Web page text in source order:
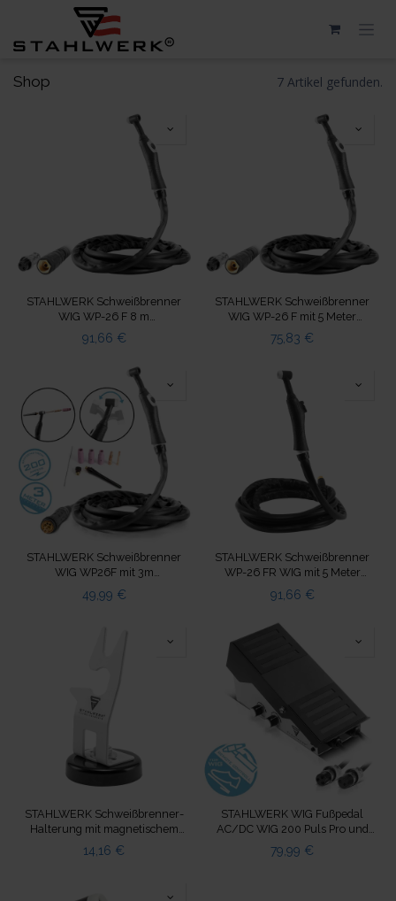
Zum Inhalt springen
Shop 7 Artikel gefunden.
STAHLWERK Schweißbrenner
WIG WP-26 F 8 m
Schlauchpaket bis 200A
91,66 €
STAHLWERK Schweißbrenner
WIG WP-26 F mit 5 Meter
Schlauchpaket bis 200A
75,83 €
STAHLWERK Schweißbrenner
WIG WP26F mit 3m
Schlauchpaket und
Eurozentralanschluss
49,99 €
STAHLWERK Schweißbrenner
WP-26 FR WIG mit 5 Meter
Schlauchpaket bis 200 A
91,66 €
STAHLWERK Schweißbrenner-
Halterung mit magnetischem
Standfuß weiß Wig Mig Plasma
14,16 €
STAHLWERK WIG Fußpedal
AC/DC WIG 200 Puls Pro und
AC/DC WIG 200 Puls Pro Digital
79,99 €